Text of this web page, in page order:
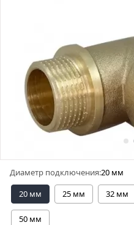
Диаметр подключения:20 мм
20 мм
25 мм 32 мм
50 мм